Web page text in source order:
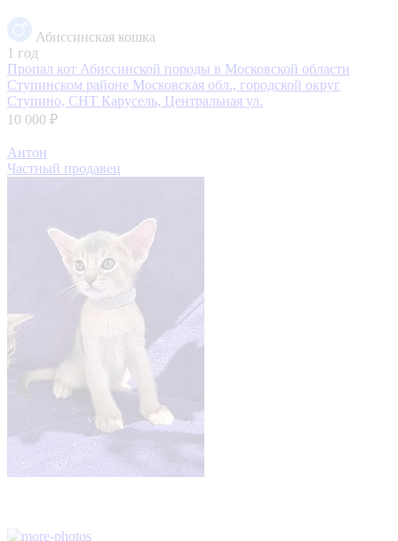
Абиссинская кошка
1 год
Пропал кот Абиссинской породы в Московской области
Ступинском районе Московская обл., городской округ
Ступино, СНТ Карусель, Центральная ул.
10 000 ₽
Антон
Частный продавец